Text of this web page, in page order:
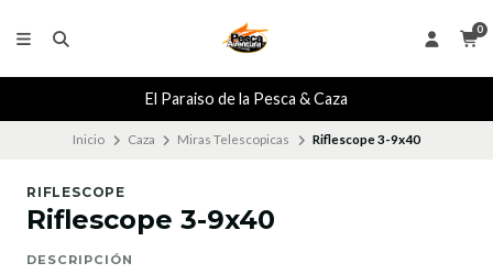
0
El Paraiso de la Pesca & Caza
Inicio Caza Miras Telescopicas Riflescope 3-9x40
RIFLESCOPE
Riflescope 3-9x40
DESCRIPCIÓN